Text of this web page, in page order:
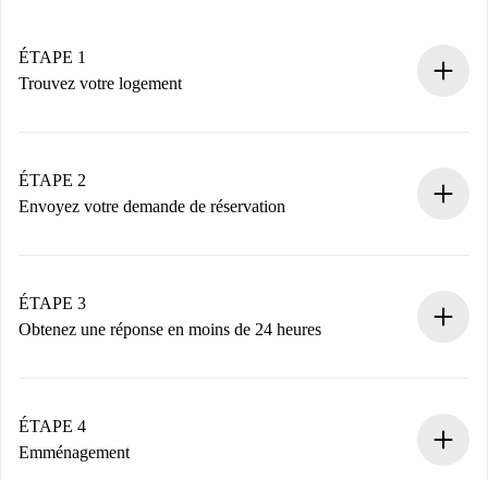
ÉTAPE 1
Trouvez votre logement
Vous disposez à l’avance de toutes les informations
nécessaires.
ÉTAPE 2
Envoyez votre demande de réservation
Nous ne vous facturerons rien tant que le propriétaire
n’aura pas accepté.
ÉTAPE 3
Obtenez une réponse en moins de 24 heures
contact avec le propriétaire.
Si refusé : aucun prélèvement et nous vous proposerons
ÉTAPE 4
Emménagement